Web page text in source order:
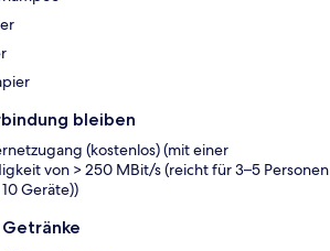
bleiben
(kostenlos) (mit einer
von > 250 MBit/s (reicht für 3–5 Personen
Geräte))